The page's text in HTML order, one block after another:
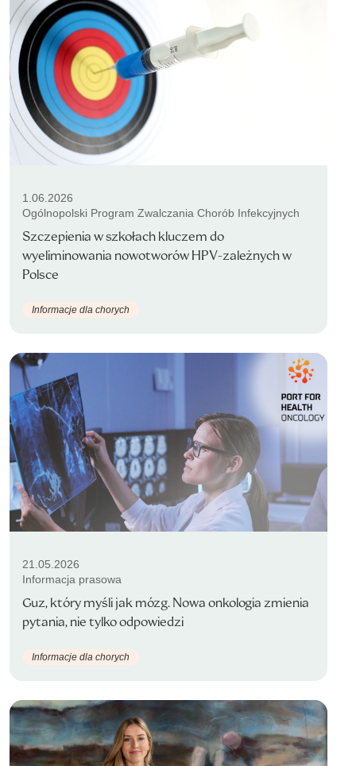
1.06.2026
Ogólnopolski Program Zwalczania Chorób Infekcyjnych
Szczepienia w szkołach kluczem do
wyeliminowania nowotworów HPV-zależnych w
Polsce
Informacje dla chorych
21.05.2026
Informacja prasowa
Guz, który myśli jak mózg. Nowa onkologia zmienia
pytania, nie tylko odpowiedzi
Informacje dla chorych